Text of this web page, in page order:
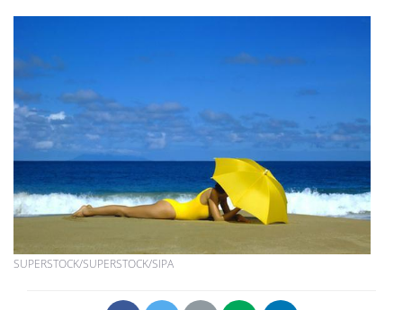
SUPERSTOCK/SUPERSTOCK/SIPA